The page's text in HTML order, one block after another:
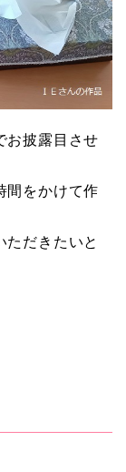
お披露目させ
間をかけて作
ただきたいと